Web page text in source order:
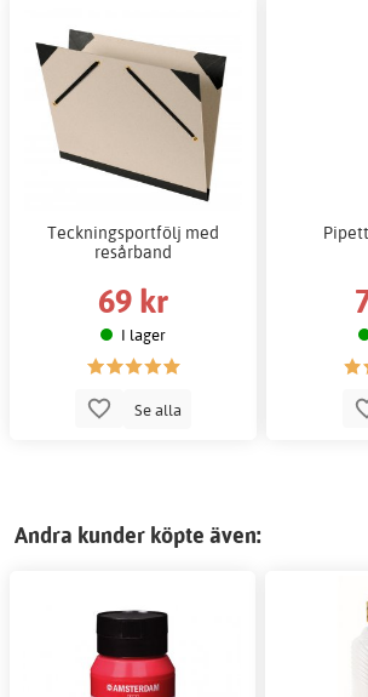
Teckningsportfölj med
resårband
69 kr
I lager
Se alla
Andra kunder köpte även: